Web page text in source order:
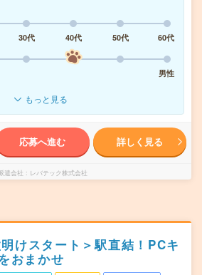
30代 40代 50代
60代
男性
もっと見る
応募へ進む 詳しく見る
遣会社 レバテック株式会社
けスタート＞駅直結！PCキ
おまかせ